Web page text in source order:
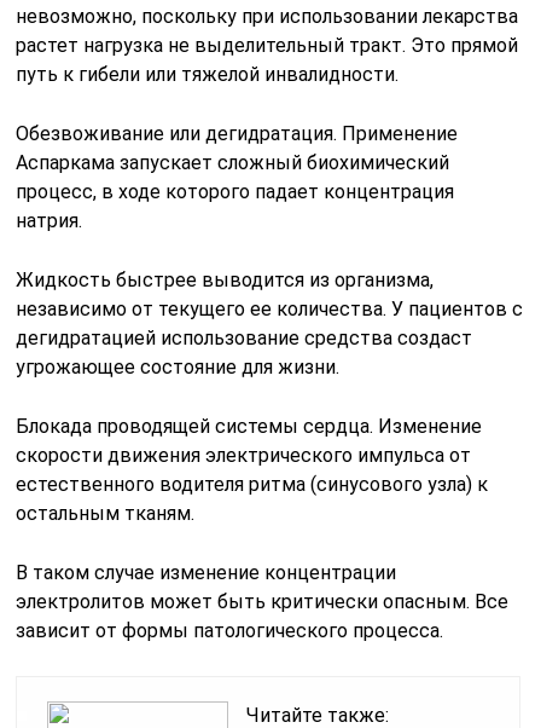
невозможно, поскольку при использовании лекарства
растет нагрузка не выделительный тракт. Это прямой
путь к гибели или тяжелой инвалидности.
Обезвоживание или дегидратация. Применение
Аспаркама запускает сложный биохимический
процесс, в ходе которого падает концентрация
натрия.
Жидкость быстрее выводится из организма,
независимо от текущего ее количества. У пациентов с
дегидратацией использование средства создаст
угрожающее состояние для жизни.
Блокада проводящей системы сердца. Изменение
скорости движения электрического импульса от
естественного водителя ритма (синусового узла) к
остальным тканям.
В таком случае изменение концентрации
электролитов может быть критически опасным. Все
зависит от формы патологического процесса.
Читайте также: